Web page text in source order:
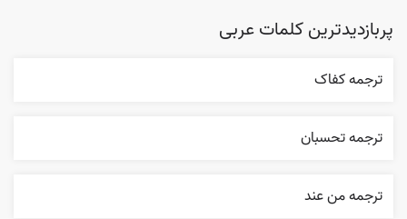
پربازدیدترین کلمات عربی
ترجمه کفاک
ترجمه تحسبان
ترجمه من عند